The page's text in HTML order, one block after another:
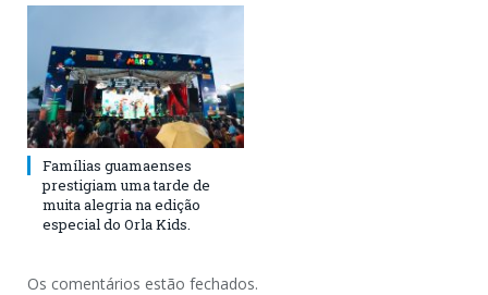
Famílias guamaenses
prestigiam uma tarde de
muita alegria na edição
especial do Orla Kids.
Os comentários estão fechados.